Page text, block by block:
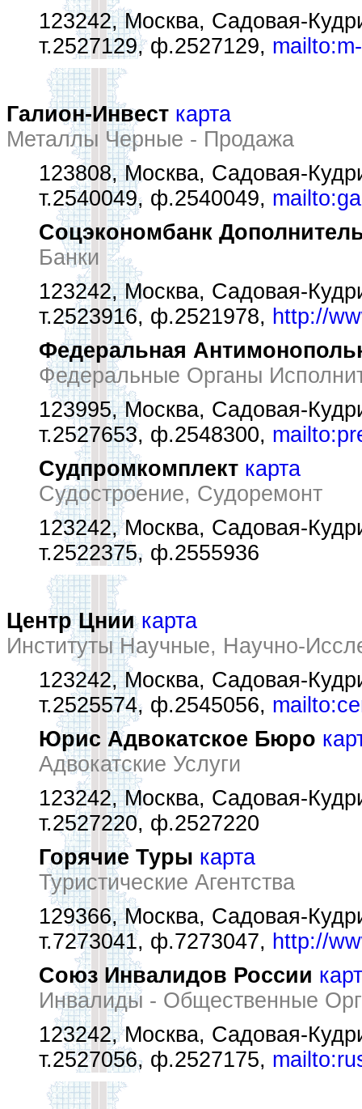
123242, Москва, Садовая-
т.2527129, ф.2527129,
Галион-Инвест карта
Металлы Черные - Продажа
123808, Москва, Садовая-
т.2540049, ф.2540049,
Соцэкономбанк
Банки
123242, Москва, Садовая-
т.2523916, ф.2521978, http://
Федеральная
Федеральные Органы
123995, Москва, Садовая-
т.2527653, ф.2548300,
Судпромкомплект карта
Судостроение, Судоремонт
123242, Москва, Садовая-
т.2522375, ф.2555936
Центр Цнии карта
Институты Научные, Научно-
123242, Москва, Садовая-
т.2525574, ф.2545056,
Юрис Адвокатское Бюро
Адвокатские Услуги
123242, Москва, Садовая-
т.2527220, ф.2527220
Горячие Туры карта
Туристические Агентства
129366, Москва, Садовая-
т.7273041, ф.7273047, http://
Союз Инвалидов России
Инвалиды - Общественные
123242, Москва, Садовая-
т.2527056, ф.2527175,